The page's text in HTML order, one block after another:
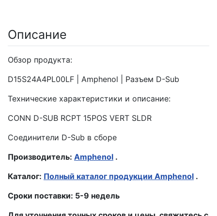
Описание
Обзор продукта:
D15S24A4PL00LF | Amphenol | Разъем D-Sub
Технические характеристики и описание:
CONN D-SUB RCPT 15POS VERT SLDR
Соединители D-Sub в сборе
Производитель: Amphenol .
Каталог: Полный каталог продукции Amphenol .
Сроки поставки: 5-9 недель